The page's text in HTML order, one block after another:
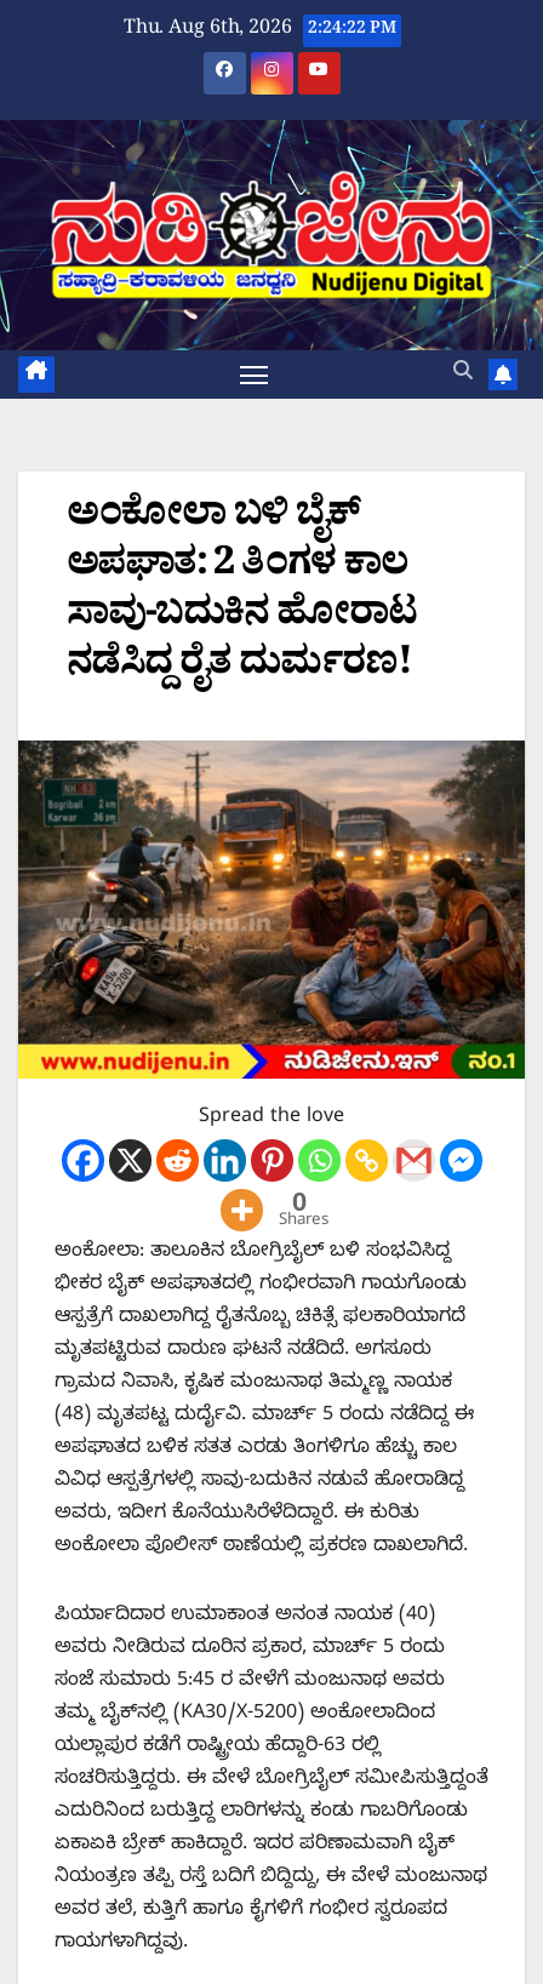
Thu. Aug 6th, 2026 2:24:23 PM
ಅಂಕೋಲಾ ಬಳಿ ಬೈಕ್
ಅಪಘಾತ: 2 ತಿಂಗಳ ಕಾಲ
ಸಾವು-ಬದುಕಿನ ಹೋರಾಟ
ನಡೆಸಿದ್ದ ರೈತ ದುರ್ಮರಣ!
Spread the love
0
Shares
ಅಂಕೋಲಾ: ತಾಲೂಕಿನ ಬೋಗ್ರಿಬೈಲ್ ಬಳಿ ಸಂಭವಿಸಿದ್ದ
ಭೀಕರ ಬೈಕ್ ಅಪಘಾತದಲ್ಲಿ ಗಂಭೀರವಾಗಿ ಗಾಯಗೊಂಡು
ಆಸ್ಪತ್ರೆಗೆ ದಾಖಲಾಗಿದ್ದ ರೈತನೊಬ್ಬ ಚಿಕಿತ್ಸೆ ಫಲಕಾರಿಯಾಗದೆ
ಮೃತಪಟ್ಟಿರುವ ದಾರುಣ ಘಟನೆ ನಡೆದಿದೆ. ಅಗಸೂರು
ಗ್ರಾಮದ ನಿವಾಸಿ, ಕೃಷಿಕ ಮಂಜುನಾಥ ತಿಮ್ಮಣ್ಣ ನಾಯಕ
(48) ಮೃತಪಟ್ಟ ದುರ್ದೈವಿ. ಮಾರ್ಚ್ 5 ರಂದು ನಡೆದಿದ್ದ ಈ
ಅಪಘಾತದ ಬಳಿಕ ಸತತ ಎರಡು ತಿಂಗಳಿಗೂ ಹೆಚ್ಚು ಕಾಲ
ವಿವಿಧ ಆಸ್ಪತ್ರೆಗಳಲ್ಲಿ ಸಾವು-ಬದುಕಿನ ನಡುವೆ ಹೋರಾಡಿದ್ದ
ಅವರು, ಇದೀಗ ಕೊನೆಯುಸಿರೆಳೆದಿದ್ದಾರೆ. ಈ ಕುರಿತು
ಅಂಕೋಲಾ ಪೊಲೀಸ್ ಠಾಣೆಯಲ್ಲಿ ಪ್ರಕರಣ ದಾಖಲಾಗಿದೆ.
ಪಿರ್ಯಾದಿದಾರ ಉಮಾಕಾಂತ ಅನಂತ ನಾಯಕ (40)
ಅವರು ನೀಡಿರುವ ದೂರಿನ ಪ್ರಕಾರ, ಮಾರ್ಚ್ 5 ರಂದು
ಸಂಜೆ ಸುಮಾರು 5:45 ರ ವೇಳೆಗೆ ಮಂಜುನಾಥ ಅವರು
ತಮ್ಮ ಬೈಕ್‌ನಲ್ಲಿ (KA30/X-5200) ಅಂಕೋಲಾದಿಂದ
ಯಲ್ಲಾಪುರ ಕಡೆಗೆ ರಾಷ್ಟ್ರೀಯ ಹೆದ್ದಾರಿ-63 ರಲ್ಲಿ
ಸಂಚರಿಸುತ್ತಿದ್ದರು. ಈ ವೇಳೆ ಬೋಗ್ರಿಬೈಲ್ ಸಮೀಪಿಸುತ್ತಿದ್ದಂತೆ
ಎದುರಿನಿಂದ ಬರುತ್ತಿದ್ದ ಲಾರಿಗಳನ್ನು ಕಂಡು ಗಾಬರಿಗೊಂಡು
ಏಕಾಏಕಿ ಬ್ರೇಕ್ ಹಾಕಿದ್ದಾರೆ. ಇದರ ಪರಿಣಾಮವಾಗಿ ಬೈಕ್
ನಿಯಂತ್ರಣ ತಪ್ಪಿ ರಸ್ತೆ ಬದಿಗೆ ಬಿದ್ದಿದ್ದು, ಈ ವೇಳೆ ಮಂಜುನಾಥ
ಅವರ ತಲೆ, ಕುತ್ತಿಗೆ ಹಾಗೂ ಕೈಗಳಿಗೆ ಗಂಭೀರ ಸ್ವರೂಪದ
ಗಾಯಗಳಾಗಿದ್ದವು.